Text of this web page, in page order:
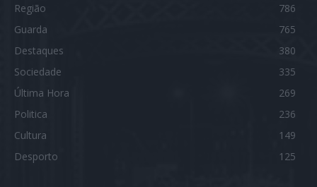
Região
786
Guarda
765
Destaques
380
Sociedade
335
Última Hora
269
Politica
236
Cultura
149
Desporto
125